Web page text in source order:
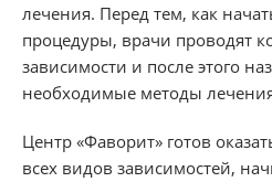
лечения. Перед тем, как
процедуры, врачи проводят
зависимости и после этого
необходимые методы
Центр «Фаворит» готов
всех видов зависимостей,